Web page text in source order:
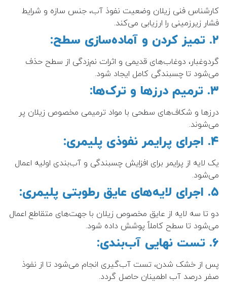
کارشناس فنی زیلان وضعیت نفوذ آب، جنس سازه و شرایط
فشار زیرزمینی را ارزیابی می‌کند.
۲. تمیز کردن و آماده‌سازی سطح:
گردوغبار، دوغاب‌های قدیمی و اثرات نم‌زدگی از سطح حذف
می‌شود تا چسبندگی کامل ایجاد شود.
۳. ترمیم درزها و ترک‌ها:
درزها و شکاف‌های سطحی با مواد ترمیمی مخصوص زیلان پر
می‌شوند.
۴. اجرای پرایمر نفوذی پلیمری:
یک لایه از پرایمر برای افزایش چسبندگی و آب‌بندی اولیه اعمال
می‌شود.
۵. اجرای لایه‌های عایق رطوبتی پلیمری:
دو تا سه لایه از عایق مخصوص زیلان با جهت‌های متقاطع اعمال
می‌شود تا سطح کاملاً پوشش داده شود.
۶. تست نهایی آب‌بندی:
پس از خشک شدن، تست آب‌گیری انجام می‌شود تا از نفوذ
صفر درصد آب اطمینان حاصل گردد.